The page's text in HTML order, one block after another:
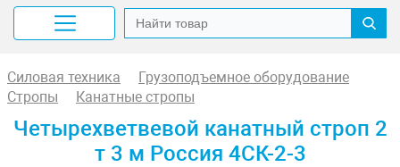
Силовая техника
Грузоподъемное оборудование
Стропы
Канатные стропы
Четырехветвевой канатный строп 2
т 3 м Россия 4СК-2-3